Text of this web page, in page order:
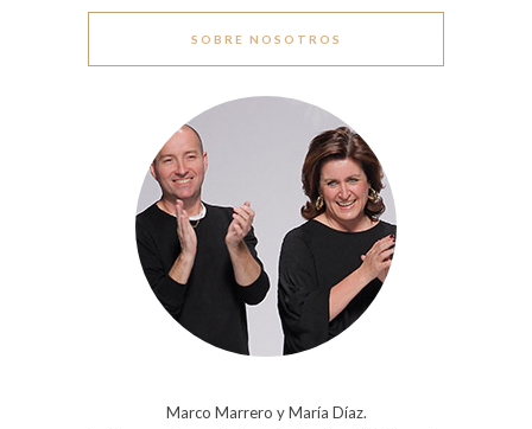
SOBRE NOSOTROS
Marco Marrero y María Díaz.